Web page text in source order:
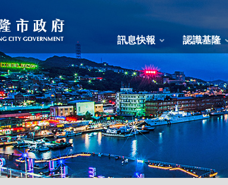
訊息快報 認識基隆